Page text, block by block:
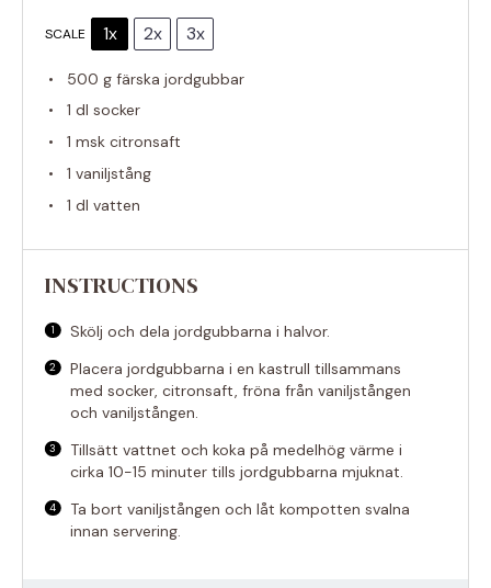
SCALE 1x 2x 3x
500 g färska jordgubbar
1 dl socker
1 msk citronsaft
1 vaniljstång
1 dl vatten
INSTRUCTIONS
Skölj och dela jordgubbarna i halvor.
Placera jordgubbarna i en kastrull tillsammans
med socker, citronsaft, fröna från vaniljstången
och vaniljstången.
Tillsätt vattnet och koka på medelhög värme i
cirka 10-15 minuter tills jordgubbarna mjuknat.
Ta bort vaniljstången och låt kompotten svalna
innan servering.